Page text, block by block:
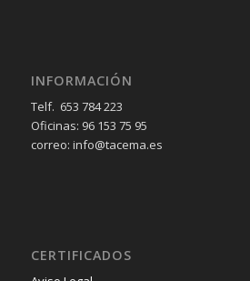
INFORMACIÓN
Telf. 653 784 223
Oficinas: 96 153 75 95
correo: info@tacema.es
CERTIFICADOS